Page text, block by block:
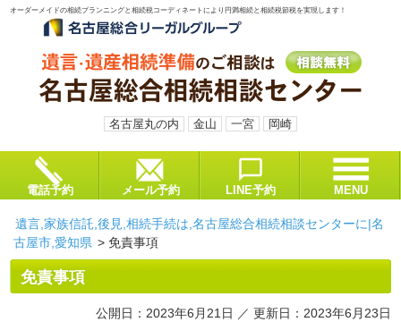
オーダーメイドの相続プランニングと相続税コーディネートにより円満相続と相続税節税を実現します！
名古屋丸の内 金山 一宮 岡崎
電話予約 メール予約 LINE予約 MENU
遺言,家族信託,後見,相続手続は,名古屋総合相続相談センターに|名
古屋市,愛知県 >免責事項
免責事項
公開日：2023年6月21日 ／ 更新日：2023年6月23日